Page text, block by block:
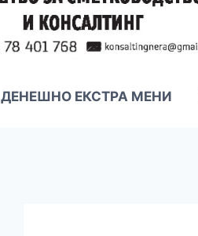
ДЕНЕШНО ЕКСТРА МЕНИ